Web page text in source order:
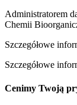
Administratorem
Chemii
Szczegółowe
Szczegółowe
Cenimy Twoją